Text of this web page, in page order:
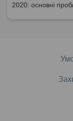
2020: основні